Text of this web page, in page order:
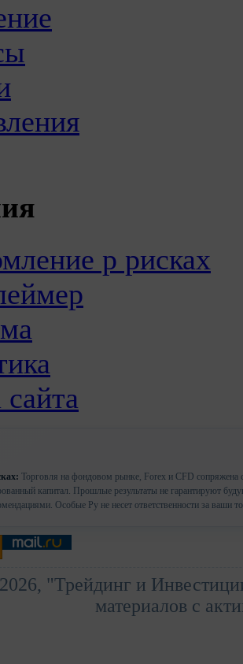
р рисках
Торговля на фондовом рынке, Forex и CFD сопряжена
капитал. Прошлые результаты не гарантируют
Особые Ру не несет ответственности за ваши
"Трейдинг и
материалов с